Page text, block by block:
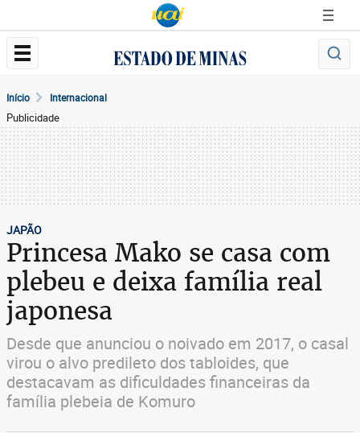
Início Internacional
Publicidade
JAPÃO
Princesa Mako se casa com
plebeu e deixa família real
japonesa
Desde que anunciou o noivado em 2017, o casal
virou o alvo predileto dos tabloides, que
destacavam as dificuldades financeiras da
família plebeia de Komuro